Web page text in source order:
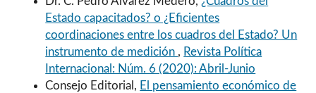
Estado capacitados? o ¿Eficientes
coordinaciones entre los cuadros del Estado? Un
instrumento de medición , Revista Política
Internacional: Núm. 6 (2020): Abril-Junio
Consejo Editorial, El pensamiento económico de